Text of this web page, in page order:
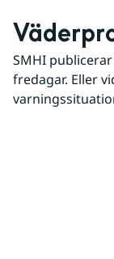
SMHI
fredagar. Eller